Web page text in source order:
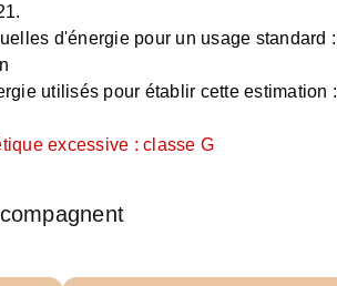
d'énergie pour un usage standard :
utilisés pour établir cette estimation :
excessive : classe G